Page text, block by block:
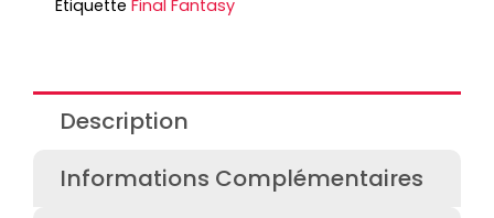
Étiquette Final Fantasy
Description
Informations Complémentaires